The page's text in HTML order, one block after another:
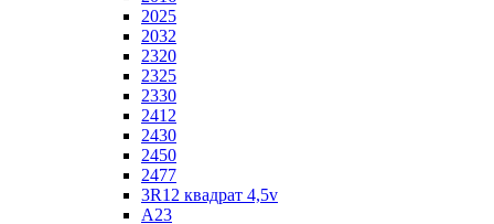
2025
2032
2320
2325
2330
2412
2430
2450
2477
3R12 квадрат 4,5v
A23